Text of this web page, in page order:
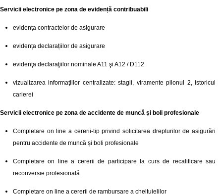
Servicii electronice pe zona de evidență contribuabili
evidenţa contractelor de asigurare
evidența declarațiilor de asigurare
evidenţa declaraţiilor nominale A11 şi A12 / D112
vizualizarea informaţiilor centralizate: stagii, viramente pilonul 2, istoricul
carierei
Servicii electronice pe zona de accidente de muncă și boli profesionale
Completare on line a cererii-tip privind solicitarea drepturilor de asigurări
pentru accidente de muncă și boli profesionale
Completare on line a cererii de participare la curs de recalificare sau
reconversie profesională
Completare on line a cererii de rambursare a cheltuielilor